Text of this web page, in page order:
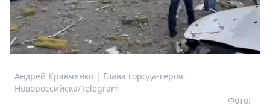
Андрей Кравченко | Глава города-героя
Новороссийска/Telegram
Фото: